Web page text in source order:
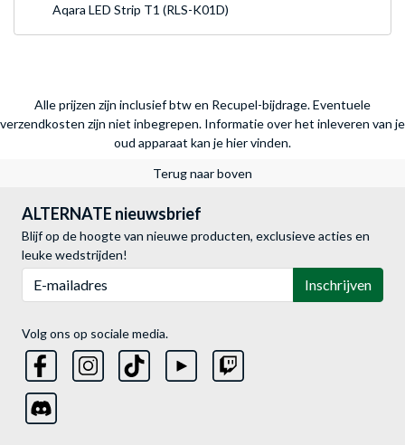
Aqara LED Strip T1 (RLS-K01D)
Alle prijzen zijn inclusief btw en Recupel-bijdrage. Eventuele
verzendkosten zijn niet inbegrepen. Informatie over het inleveren van je
oud apparaat kan je hier vinden.
Terug naar boven
ALTERNATE nieuwsbrief
Blijf op de hoogte van nieuwe producten, exclusieve acties en
leuke wedstrijden!
Inschrijven
Volg ons op sociale media.